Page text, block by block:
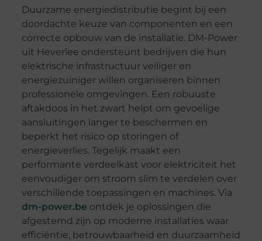
Duurzame energiedistributie begint bij een
doordachte keuze van componenten en een
correcte opbouw van de installatie. DM-Power
uit Heverlee ondersteunt bedrijven die hun
elektrische infrastructuur veiliger en
energiezuiniger willen organiseren binnen
professionele omgevingen. Een robuuste
aftakdoos in het zwart helpt om gevoelige
aansluitingen langer te beschermen en
beperkt het risico op storingen of
energieverlies. Tegelijk maakt een
performante verdeelkast voor elektriciteit het
eenvoudiger om stroom slim te verdelen over
verschillende toepassingen en machines. Via
dm-power.be ontdek je oplossingen die
afgestemd zijn op moderne installaties waar
efficiëntie, betrouwbaarheid en duurzaamheid